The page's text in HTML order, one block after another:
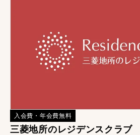
入会費・年会費無料
三菱地所のレジデンスクラブ